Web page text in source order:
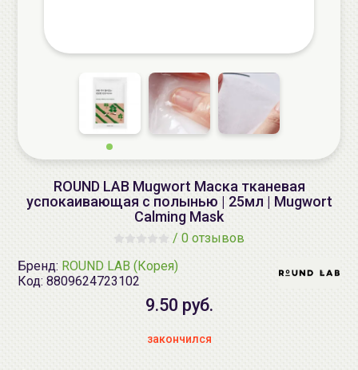
ROUND LAB Mugwort Маска тканевая
успокаивающая с полынью | 25мл | Mugwort
Calming Mask
/ 0 отзывов
Бренд: ROUND LAB (Корея)
Код: 8809624723102
9.50 руб.
закончился